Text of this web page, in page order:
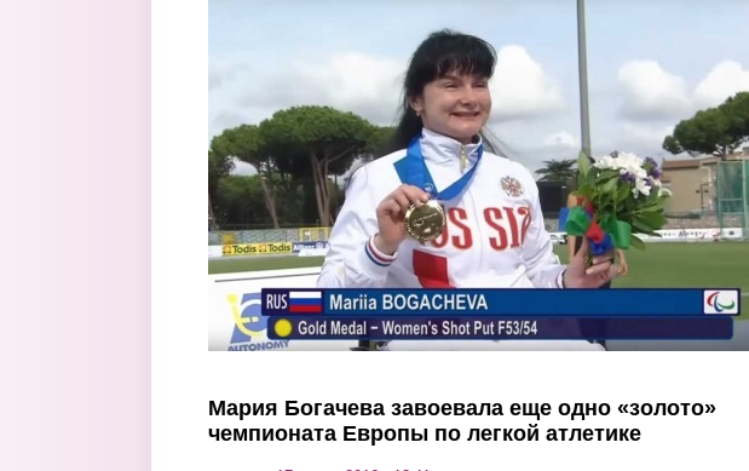
Мария Богачева завоевала еще одно «золото»
чемпионата Европы по легкой атлетике